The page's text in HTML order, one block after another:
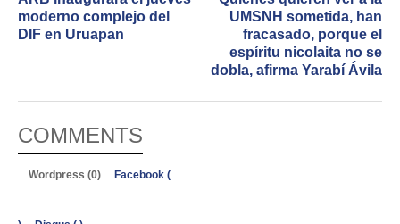
moderno complejo del
DIF en Uruapan
UMSNH sometida, han
fracasado, porque el
espíritu nicolaita no se
dobla, afirma Yarabí Ávila
COMMENTS
Wordpress (0) Facebook (